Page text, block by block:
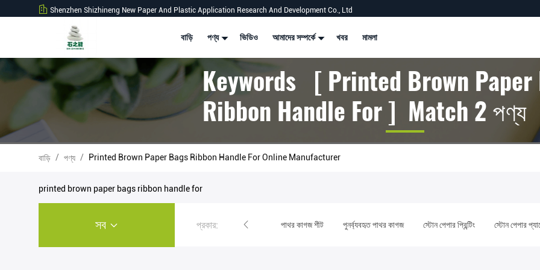
Shenzhen Shizhineng New Paper And Plastic Application Research And Development Co., Ltd
বাড়ি পণ্য ভিডিও আমাদের সম্পর্কে খবর মামলা
Keywords [ Printed Brown Paper
Ribbon Handle For ] Match 2 পণ্য
বাড়ি / পণ্য / Printed Brown Paper Bags Ribbon Handle For Online Manufacturer
printed brown paper bags ribbon handle for
সব প্রকার:স্টোন পেপার রোল পাথর কাগজ শীট পুনর্ব্যবহৃত পাথর কাগজ স্টোন পেপার প্রিন্টিং স্টোন পেপার